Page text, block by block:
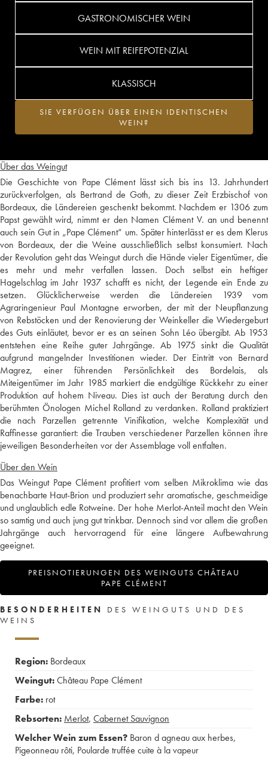
Über das Weingut
Die Geschichte von Pape Clément lässt sich bis ins 13. Jahrhundert
zurückverfolgen, als Bertrand de Goth, zu dieser Zeit Erzbischof von
Bordeaux, die Ländereien geschenkt bekommt. Nachdem er 1306 zum
Papst gewählt wird, nimmt er den Namen Clément V. an und benennt
auch sein Gut in „Pape Clément“ um. Später hinterlässt er es dem Klerus
von Bordeaux, der die Weine ausschließlich selbst konsumiert. Nach
der Revolution geht das Weingut durch die Hände vieler Eigentümer, die
es mehr und mehr verfallen lassen. Doch selbst ein heftiger
Hagelschlag im Jahr 1937 schafft es nicht, der Legende ein Ende zu
setzen. Glücklicherweise werden die Ländereien 1939 vom
Agraringenieur Paul Montagne erworben, der mit der Neupflanzung
von Rebstöcken und der Renovierung der Weinkeller die Wiedergeburt
des Guts einläutet, bevor er es an seinen Sohn Léo übergibt. Ab 1953
entstehen eine Reihe guter Jahrgänge. Ab 1975 sinkt die Qualität
aufgrund mangelnder Investitionen wieder. Der Eintritt von Bernard
Magrez, einer führenden Persönlichkeit des Bordelais, als
Miteigentümer im Jahr 1985 markiert die endgültige Rückkehr zu einer
Produktion auf hohem Niveau. Dies ist auch der Beratung durch den
berühmten Önologen Michel Rolland zu verdanken. Rolland praktiziert
die nach Parzellen getrennte Vinifikation, welche Komplexität und
Raffinesse garantiert: die Trauben verschiedener Parzellen können ihre
jeweiligen Besonderheiten vor der Assemblage voll entfalten.
Über den Wein
Das Weingut Pape Clément profitiert vom selben Mikroklima wie das
benachbarte Haut-Brion und produziert sehr aromatische, geschmeidige
und unglaublich edle Rotweine. Der hohe Merlot-Anteil macht den Wein
so samtig und auch jung gut trinkbar. Dennoch sind vor allem die großen
Jahrgänge auch hervorragend für eine längere Aufbewahrung
geeignet.
PREISNOTIERUNGEN DES WEINGUTS CHÂTEAU
PAPE CLÉMENT
GASTRONOMISCHER WEIN
WEIN MIT REIFEPOTENZIAL
KLASSISCH
SIE VERFÜGEN ÜBER EINEN IDENTISCHEN
WEIN?
BESONDERHEITEN
DES WEINGUTS UND DES
WEINS
Region: Bordeaux
Weingut:Château Pape Clément
Farbe: rot
Rebsorten: Merlot, Cabernet Sauvignon
Welcher Wein zum Essen? Baron d agneau aux herbes,
Pigeonneau rôti, Poularde truffée cuite à la vapeur